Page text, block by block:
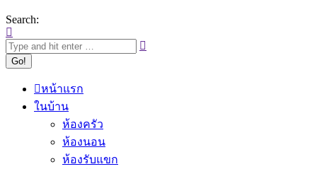
Search:
หน้าแรก
ในบ้าน
ห้องครัว
ห้องนอน
ห้องรับแขก